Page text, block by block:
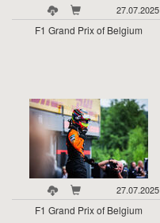
27.07.2025
F1 Grand Prix of Belgium
27.07.2025
F1 Grand Prix of Belgium